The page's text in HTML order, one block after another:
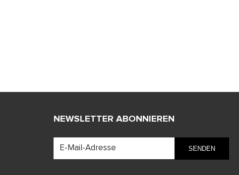
NEWSLETTER ABONNIEREN